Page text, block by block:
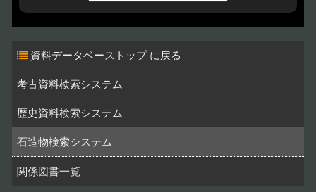
資料データベーストップ
考古資料検索システム
歴史資料検索システム
石造物検索システム
関係図書一覧